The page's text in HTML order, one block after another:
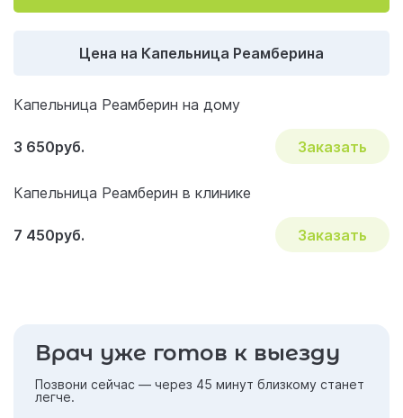
Цена на Капельница Реамберина
Капельница Реамберин на дому
3 650руб. Заказать
Капельница Реамберин в клинике
7 450руб. Заказать
Врач уже готов к выезду
Позвони сейчас — через 45 минут близкому станет
легче.